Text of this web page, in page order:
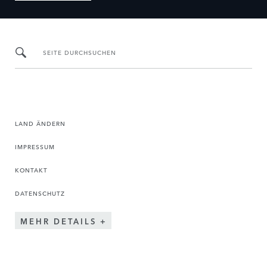
SEITE DURCHSUCHEN
LAND ÄNDERN
IMPRESSUM
KONTAKT
DATENSCHUTZ
MEHR DETAILS